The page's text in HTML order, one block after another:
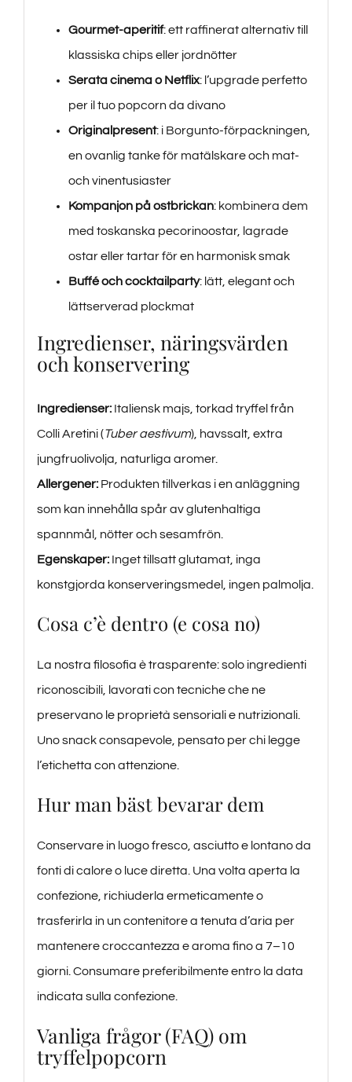
Gourmet-aperitif: ett raffinerat alternativ till
klassiska chips eller jordnötter
Serata cinema o Netflix: l’upgrade perfetto
per il tuo popcorn da divano
Originalpresent: i Borgunto-förpackningen,
en ovanlig tanke för matälskare och mat-
och vinentusiaster
Kompanjon på ostbrickan: kombinera dem
med toskanska pecorinoostar, lagrade
ostar eller tartar för en harmonisk smak
Buffé och cocktailparty: lätt, elegant och
lättserverad plockmat
Ingredienser, näringsvärden
och konservering
Ingredienser:Italiensk majs, torkad tryffel från
Colli Aretini (Tuber aestivum), havssalt, extra
jungfruolivolja, naturliga aromer.
Allergener:Produkten tillverkas i en anläggning
som kan innehålla spår av glutenhaltiga
spannmål, nötter och sesamfrön.
Egenskaper:Inget tillsatt glutamat, inga
konstgjorda konserveringsmedel, ingen palmolja.
Cosa c’è dentro (e cosa no)
La nostra filosofia è trasparente: solo ingredienti
riconoscibili, lavorati con tecniche che ne
preservano le proprietà sensoriali e nutrizionali.
Uno snack consapevole, pensato per chi legge
l’etichetta con attenzione.
Hur man bäst bevarar dem
Conservare in luogo fresco, asciutto e lontano da
fonti di calore o luce diretta. Una volta aperta la
confezione, richiuderla ermeticamente o
trasferirla in un contenitore a tenuta d’aria per
mantenere croccantezza e aroma fino a 7–10
giorni. Consumare preferibilmente entro la data
indicata sulla confezione.
Vanliga frågor (FAQ) om
tryffelpopcorn